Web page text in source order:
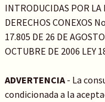
INTRODUCIDAS POR LA
DERECHOS CONEXOS
17.805 DE 26 DE
OCTUBRE DE 2006 LEY
ADVERTENCIA- La
condicionada a la